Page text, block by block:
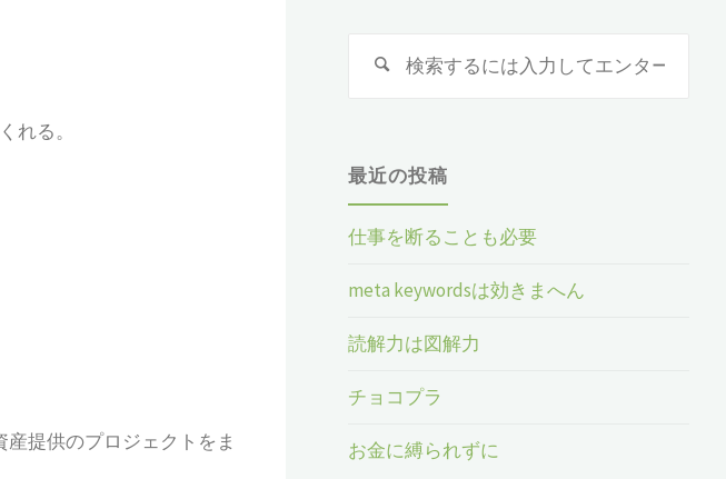
れる。
産提供のプロジェクトをま
検
最近の投稿
仕事を断ることも必要
meta keywordsは効きまへん
読解力は図解力
チョコプラ
お金に縛られずに